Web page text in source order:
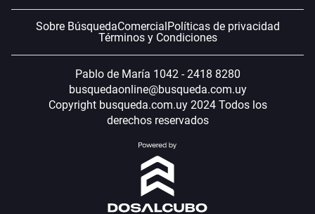
Sobre BúsquedaComercial Políticas de privacidad
Términos y Condiciones
Pablo de María 1042 - 2418 8280
busquedaonline@busqueda.com.uy
Copyright busqueda.com.uy 2024 Todos los
derechos reservados